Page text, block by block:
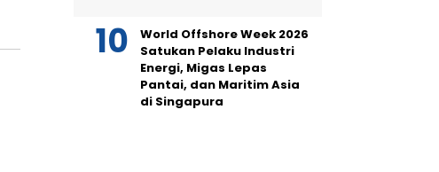
World Offshore Week 2026
Satukan Pelaku Industri
Energi, Migas Lepas
Pantai, dan Maritim Asia
di Singapura